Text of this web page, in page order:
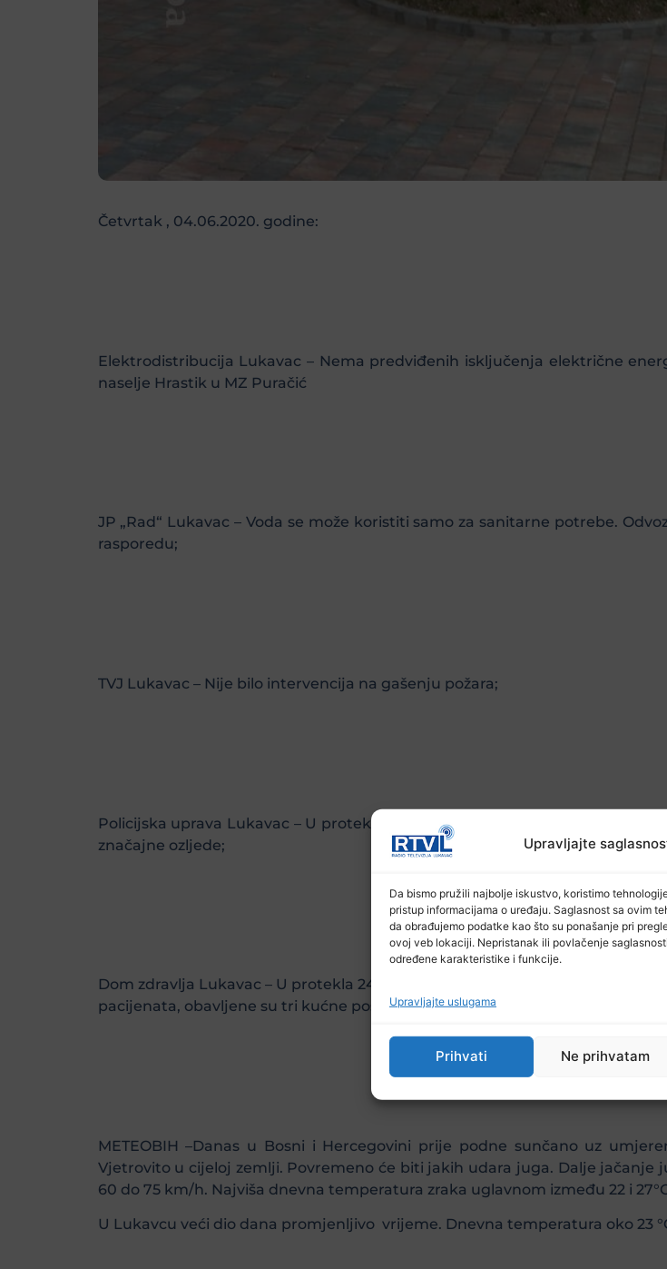
Upravljajte
Da bismo pružili najbolje iskustvo, koristimo
pristup informacijama o uređaju. Saglasnost sa ovim
da obrađujemo podatke kao što su ponašanje pri
ovoj veb lokaciji. Nepristanak ili povlačenje
određene karakteristike i funkcije.
Upravljajte uslugama
Prihvati Ne prihvatam
Četvrtak , 04.06.2020. godine:
Elektrodistribucija Lukavac – Nema predviđenih isključenja električne
naselje Hrastik u MZ Puračić
JP „Rad“ Lukavac – Voda se može koristiti samo za sanitarne potrebe.
rasporedu;
TVJ Lukavac – Nije bilo intervencija na gašenju požara;
Policijska uprava Lukavac – U protekla 24 sata evidentirano je jedna
značajne ozljede;
Dom zdravlja Lukavac – U protekla 24 sata ljekari su obavili 15 pregleda ,
pacijenata, obavljene su tri kućne posjete;
METEOBIH –Danas u Bosni i Hercegovini prije podne sunčano uz
Vjetrovito u cijeloj zemlji. Povremeno će biti jakih udara juga. Dalje
60 do 75 km/h. Najviša dnevna temperatura zraka uglavnom između 22 i
U Lukavcu veći dio dana promjenljivo vrijeme. Dnevna temperatura oko 23